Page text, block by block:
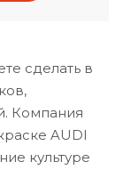
сделать в
Компания
AUDI
культуре